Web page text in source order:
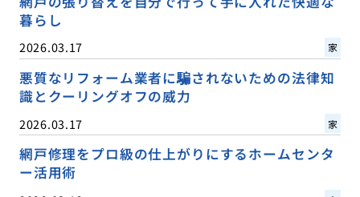
暮らし
2026.03.17 家
悪質なリフォーム業者に騙されないための法律知
識とクーリングオフの威力
2026.03.17 家
網戸修理をプロ級の仕上がりにするホームセンタ
ー活用術